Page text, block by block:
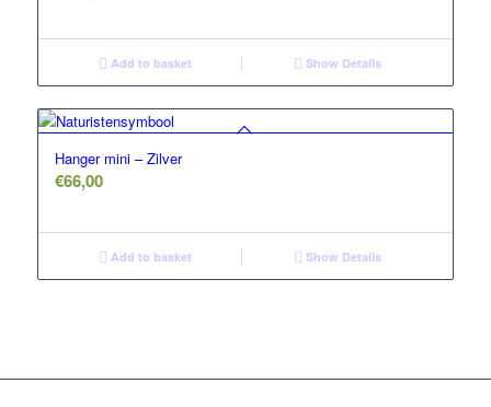
Add to basket Show Details
Hanger mini – Zilver
€66,00
Add to basket Show Details